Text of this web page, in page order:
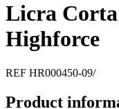
Licra
Highforce
REF HR000450-09/
Product